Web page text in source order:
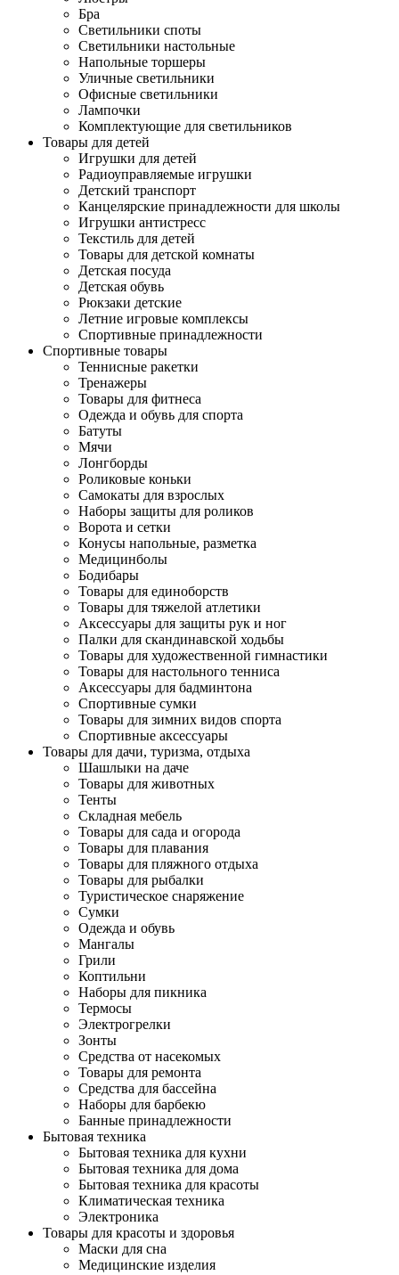
Бра
Светильники споты
Светильники настольные
Напольные торшеры
Уличные светильники
Офисные светильники
Лампочки
Комплектующие для светильников
Товары для детей
Игрушки для детей
Радиоуправляемые игрушки
Детский транспорт
Канцелярские принадлежности для школы
Игрушки антистресс
Текстиль для детей
Товары для детской комнаты
Детская посуда
Детская обувь
Рюкзаки детские
Летние игровые комплексы
Спортивные принадлежности
Спортивные товары
Теннисные ракетки
Тренажеры
Товары для фитнеса
Одежда и обувь для спорта
Батуты
Мячи
Лонгборды
Роликовые коньки
Самокаты для взрослых
Наборы защиты для роликов
Ворота и сетки
Конусы напольные, разметка
Медицинболы
Бодибары
Товары для единоборств
Товары для тяжелой атлетики
Аксессуары для защиты рук и ног
Палки для скандинавской ходьбы
Товары для художественной гимнастики
Товары для настольного тенниса
Аксессуары для бадминтона
Спортивные сумки
Товары для зимних видов спорта
Спортивные аксессуары
Товары для дачи, туризма, отдыха
Шашлыки на даче
Товары для животных
Тенты
Складная мебель
Товары для сада и огорода
Товары для плавания
Товары для пляжного отдыха
Товары для рыбалки
Туристическое снаряжение
Сумки
Одежда и обувь
Мангалы
Грили
Коптильни
Наборы для пикника
Термосы
Электрогрелки
Зонты
Средства от насекомых
Товары для ремонта
Средства для бассейна
Наборы для барбекю
Банные принадлежности
Бытовая техника
Бытовая техника для кухни
Бытовая техника для дома
Бытовая техника для красоты
Климатическая техника
Электроника
Товары для красоты и здоровья
Маски для сна
Медицинские изделия